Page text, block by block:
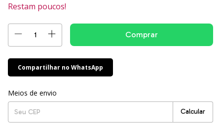
Restam poucos!
Compartilhar no WhatsApp
Entregas para o CEP:
Meios de envio
Calcular